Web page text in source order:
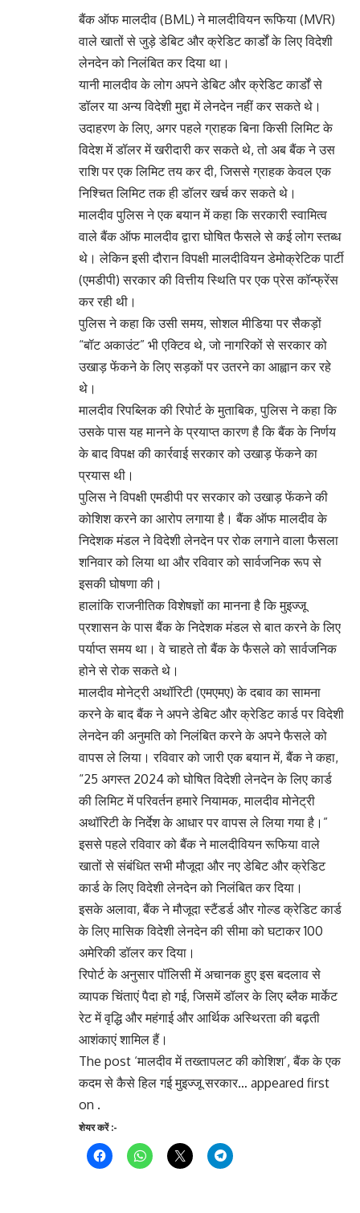
बैंक ऑफ मालदीव (BML) ने मालदीवियन रूफिया (MVR)
वाले खातों से जुड़े डेबिट और क्रेडिट कार्डों के लिए विदेशी
लेनदेन को निलंबित कर दिया था।
यानी मालदीव के लोग अपने डेबिट और क्रेडिट कार्डों से
डॉलर या अन्य विदेशी मुद्दा में लेनदेन नहीं कर सकते थे।
उदाहरण के लिए, अगर पहले ग्राहक बिना किसी लिमिट के
विदेश में डॉलर में खरीदारी कर सकते थे, तो अब बैंक ने उस
राशि पर एक लिमिट तय कर दी, जिससे ग्राहक केवल एक
निश्चित लिमिट तक ही डॉलर खर्च कर सकते थे।
मालदीव पुलिस ने एक बयान में कहा कि सरकारी स्वामित्व
वाले बैंक ऑफ मालदीव द्वारा घोषित फैसले से कई लोग स्तब्ध
थे। लेकिन इसी दौरान विपक्षी मालदीवियन डेमोक्रेटिक पार्टी
(एमडीपी) सरकार की वित्तीय स्थिति पर एक प्रेस कॉन्फ्रेंस
कर रही थी।
पुलिस ने कहा कि उसी समय, सोशल मीडिया पर सैकड़ों
“बॉट अकाउंट” भी एक्टिव थे, जो नागरिकों से सरकार को
उखाड़ फेंकने के लिए सड़कों पर उतरने का आह्वान कर रहे
थे।
मालदीव रिपब्लिक की रिपोर्ट के मुताबिक, पुलिस ने कहा कि
उसके पास यह मानने के प्रयाप्त कारण है कि बैंक के निर्णय
के बाद विपक्ष की कार्रवाई सरकार को उखाड़ फेंकने का
प्रयास थी।
पुलिस ने विपक्षी एमडीपी पर सरकार को उखाड़ फेंकने की
कोशिश करने का आरोप लगाया है। बैंक ऑफ मालदीव के
निदेशक मंडल ने विदेशी लेनदेन पर रोक लगाने वाला फैसला
शनिवार को लिया था और रविवार को सार्वजनिक रूप से
इसकी घोषणा की।
हालांकि राजनीतिक विशेषज्ञों का मानना ​​है कि मुइज्जू
प्रशासन के पास बैंक के निदेशक मंडल से बात करने के लिए
पर्याप्त समय था। वे चाहते तो बैंक के फैसले को सार्वजनिक
होने से रोक सकते थे।
मालदीव मोनेट्री अथॉरिटी (एमएमए) के दबाव का सामना
करने के बाद बैंक ने अपने डेबिट और क्रेडिट कार्ड पर विदेशी
लेनदेन की अनुमति को निलंबित करने के अपने फैसले को
वापस ले लिया। रविवार को जारी एक बयान में, बैंक ने कहा,
“25 अगस्त 2024 को घोषित विदेशी लेनदेन के लिए कार्ड
की लिमिट में परिवर्तन हमारे नियामक, मालदीव मोनेट्री
अथॉरिटी के निर्देश के आधार पर वापस ले लिया गया है।”
इससे पहले रविवार को बैंक ने मालदीवियन रूफिया वाले
खातों से संबंधित सभी मौजूदा और नए डेबिट और क्रेडिट
कार्ड के लिए विदेशी लेनदेन को निलंबित कर दिया।
इसके अलावा, बैंक ने मौजूदा स्टैंडर्ड और गोल्ड क्रेडिट कार्ड
के लिए मासिक विदेशी लेनदेन की सीमा को घटाकर 100
अमेरिकी डॉलर कर दिया।
रिपोर्ट के अनुसार पॉलिसी में अचानक हुए इस बदलाव से
व्यापक चिंताएं पैदा हो गई, जिसमें डॉलर के लिए ब्लैक मार्केट
रेट में वृद्धि और महंगाई और आर्थिक अस्थिरता की बढ़ती
आशंकाएं शामिल हैं।
The post ‘मालदीव में तख्तापलट की कोशिश’, बैंक के एक
कदम से कैसे हिल गई मुइज्जू सरकार… appeared first
on .
शेयर करें :-